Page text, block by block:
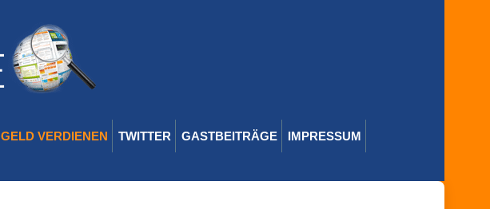
GELD VERDIENEN TWITTER GASTBEITRÄGE IMPRESSUM